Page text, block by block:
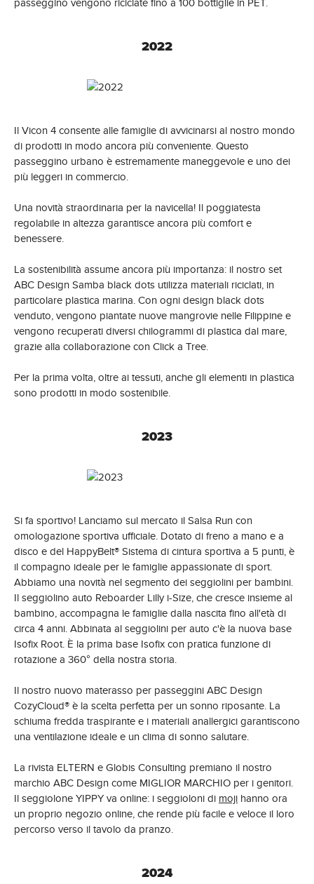
2022
Il Vicon 4 consente alle famiglie di avvicinarsi al nostro mondo
di prodotti in modo ancora più conveniente. Questo
passeggino urbano è estremamente maneggevole e uno dei
più leggeri in commercio.
Una novità straordinaria per la navicella! Il poggiatesta
regolabile in altezza garantisce ancora più comfort e
benessere.
La sostenibilità assume ancora più importanza: il nostro set
ABC Design Samba black dots utilizza materiali riciclati, in
particolare plastica marina. Con ogni design black dots
venduto, vengono piantate nuove mangrovie nelle Filippine e
vengono recuperati diversi chilogrammi di plastica dal mare,
grazie alla collaborazione con Click a Tree.
Per la prima volta, oltre ai tessuti, anche gli elementi in plastica
sono prodotti in modo sostenibile.
2023
Si fa sportivo! Lanciamo sul mercato il Salsa Run con
omologazione sportiva ufficiale. Dotato di freno a mano e a
disco e del HappyBelt® Sistema di cintura sportiva a 5 punti, è
il compagno ideale per le famiglie appassionate di sport.
Abbiamo una novità nel segmento dei seggiolini per bambini.
Il seggiolino auto Reboarder Lilly i-Size, che cresce insieme al
bambino, accompagna le famiglie dalla nascita fino all'età di
circa 4 anni. Abbinata al seggiolini per auto c'è la nuova base
Isofix Root. È la prima base Isofix con pratica funzione di
rotazione a 360° della nostra storia.
Il nostro nuovo materasso per passeggini ABC Design
CozyCloud® è la scelta perfetta per un sonno riposante. La
schiuma fredda traspirante e i materiali anallergici garantiscono
una ventilazione ideale e un clima di sonno salutare.
La rivista ELTERN e Globis Consulting premiano il nostro
marchio ABC Design come MIGLIOR MARCHIO per i genitori.
Il seggiolone YIPPY va online: i seggioloni di moji hanno ora
un proprio negozio online, che rende più facile e veloce il loro
percorso verso il tavolo da pranzo.
2024